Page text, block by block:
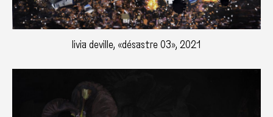
livia deville, «désastre 03», 2021